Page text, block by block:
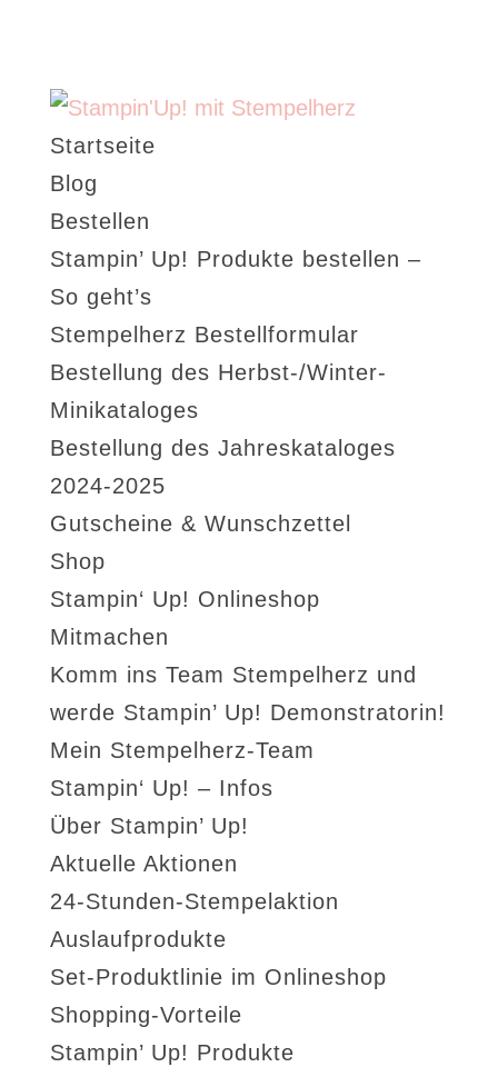
Startseite
Blog
Bestellen
Stampin’ Up! Produkte bestellen –
So geht’s
Stempelherz Bestellformular
Bestellung des Herbst-/Winter-
Minikataloges
Bestellung des Jahreskataloges
2024-2025
Gutscheine & Wunschzettel
Shop
Stampin‘ Up! Onlineshop
Mitmachen
Komm ins Team Stempelherz und
werde Stampin’ Up! Demonstratorin!
Mein Stempelherz-Team
Stampin‘ Up! – Infos
Über Stampin’ Up!
Aktuelle Aktionen
24-Stunden-Stempelaktion
Auslaufprodukte
Set-Produktlinie im Onlineshop
Shopping-Vorteile
Stampin’ Up! Produkte